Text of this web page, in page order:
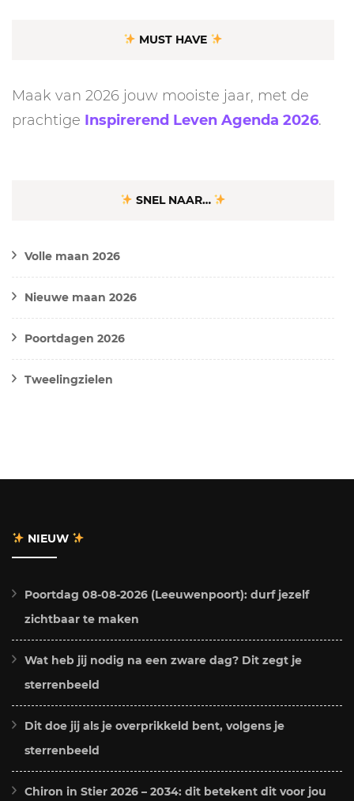
MUST HAVE
Maak van 2026 jouw mooiste jaar, met de
prachtige Inspirerend Leven Agenda 2026.
SNEL NAAR…
Volle maan 2026
Nieuwe maan 2026
Poortdagen 2026
Tweelingzielen
NIEUW
Poortdag 08-08-2026 (Leeuwenpoort): durf jezelf
zichtbaar te maken
Wat heb jij nodig na een zware dag? Dit zegt je
sterrenbeeld
Dit doe jij als je overprikkeld bent, volgens je
sterrenbeeld
Chiron in Stier 2026 – 2034: dit betekent dit voor jou